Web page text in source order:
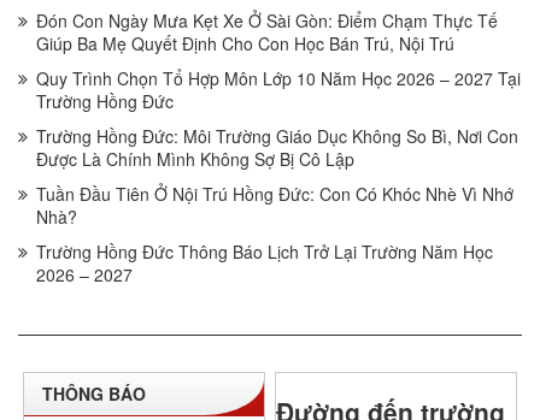
Đón Con Ngày Mưa Kẹt Xe Ở Sài Gòn: Điểm Chạm Thực Tế
Giúp Ba Mẹ Quyết Định Cho Con Học Bán Trú, Nội Trú
Quy Trình Chọn Tổ Hợp Môn Lớp 10 Năm Học 2026 – 2027 Tại
Trường Hồng Đức
Trường Hồng Đức: Môi Trường Giáo Dục Không So Bì, Nơi Con
Được Là Chính Mình Không Sợ Bị Cô Lập
Tuần Đầu Tiên Ở Nội Trú Hồng Đức: Con Có Khóc Nhè Vì Nhớ
Nhà?
Trường Hồng Đức Thông Báo Lịch Trở Lại Trường Năm Học
2026 – 2027
THÔNG BÁO Đường đến trường